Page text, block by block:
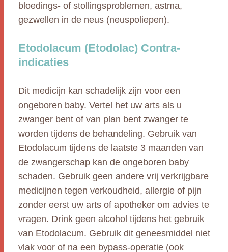
bloedings- of stollingsproblemen, astma,
gezwellen in de neus (neuspoliepen).
Etodolacum (Etodolac) Contra-
indicaties
Dit medicijn kan schadelijk zijn voor een
ongeboren baby. Vertel het uw arts als u
zwanger bent of van plan bent zwanger te
worden tijdens de behandeling. Gebruik van
Etodolacum tijdens de laatste 3 maanden van
de zwangerschap kan de ongeboren baby
schaden. Gebruik geen andere vrij verkrijgbare
medicijnen tegen verkoudheid, allergie of pijn
zonder eerst uw arts of apotheker om advies te
vragen. Drink geen alcohol tijdens het gebruik
van Etodolacum. Gebruik dit geneesmiddel niet
vlak voor of na een bypass-operatie (ook